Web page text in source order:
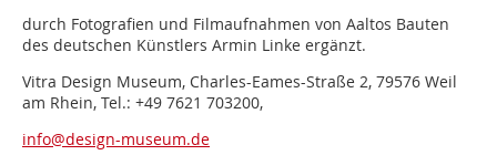
durch Fotografien und Filmaufnahmen von Aaltos Bauten
des deutschen Künstlers Armin Linke ergänzt.
Vitra Design Museum, Charles-Eames-Straße 2, 79576 Weil
am Rhein, Tel.: +49 7621 703200,
info@design-museum.de